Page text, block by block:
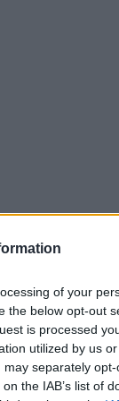
of your
the below opt-out
is processed
utilized by us
separately
the IAB’s list of
.
più
che che
di